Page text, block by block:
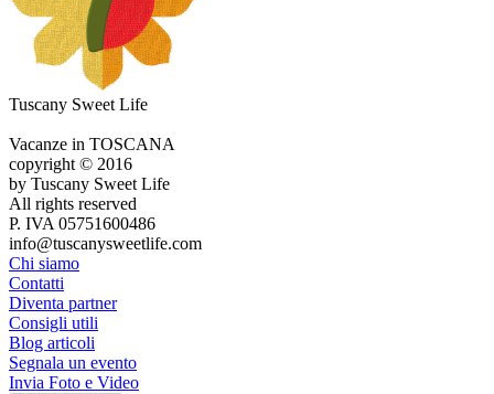
Tuscany Sweet Life
Vacanze in TOSCANA
copyright © 2016
by Tuscany Sweet Life
All rights reserved
P. IVA 05751600486
info@tuscanysweetlife.com
Chi siamo
Contatti
Diventa partner
Consigli utili
Blog articoli
Segnala un evento
Invia Foto e Video